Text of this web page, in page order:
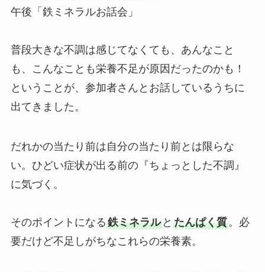
午後「鉄ミネラルお話会」
普段大きな不調は感じてなくても、あんなこと
も、こんなことも栄養不足が原因だったのかも！
ということが、参加者さんとお話しているうちに
出てきました。
だれかの当たり前は自分の当たり前とは限らな
い。ひどい症状が出る前の『ちょっとした不調』
に気づく。
そのポイントになる鉄ミネラルと たんぱく質。必
要だけど不足しがちなこれらの栄養素。